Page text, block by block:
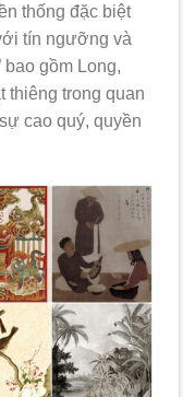
thống đặc biệt
tín ngưỡng và
bao gồm Long,
thiêng trong quan
cao quý, quyền